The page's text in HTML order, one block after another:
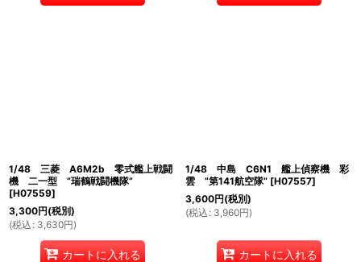
1/48 三菱 A6M2b 零式艦上戦闘
機 二一型 ”瑞鶴戦闘機隊”
[H07559]
3,300円(税別)
(税込 : 3,630円)
カートに入れる
1/48 中島 C6N1 艦上偵察機 彩
雲 ”第141航空隊” [H07557]
3,600円(税別)
(税込 : 3,960円)
カートに入れる